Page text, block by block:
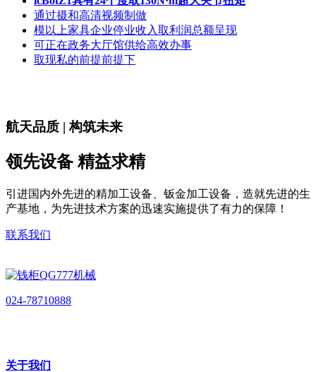
通过摄和高清视频制做
模以上家具企业停业收入取利润总额呈现
可正在政务大厅馆供给高效办事
取现私的前提前提下
航天品质 | 构筑未来
领先设备 精益求精
引进国内外先进的精加工设备、钣金加工设备，造就先进的生
产基地，为先进技术方案的迅速实施提供了有力的保障！
联系我们
024-78710888
关于我们